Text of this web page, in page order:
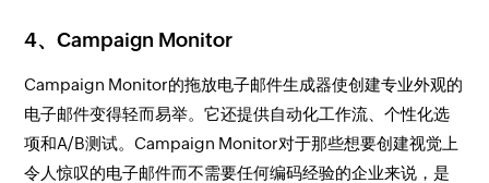
4、Campaign Monitor
Campaign Monitor的拖放电子邮件生成器使创建专业外观的
电子邮件变得轻而易举。它还提供自动化工作流、个性化选
项和A/B测试。Campaign Monitor对于那些想要创建视觉上
令人惊叹的电子邮件而不需要任何编码经验的企业来说，是